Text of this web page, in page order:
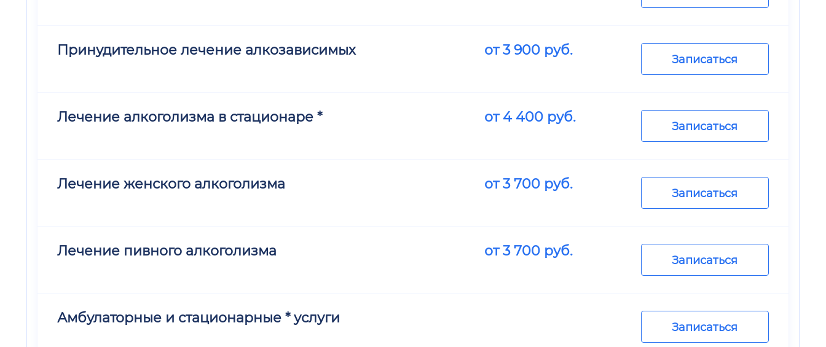
Принудительное лечение алкозависимых от3 900руб.
Записаться
Лечение алкоголизма в стационаре * от4 400руб.
Записаться
Лечение женского алкоголизма от3 700руб.
Записаться
Лечение пивного алкоголизма от3 700руб.
Записаться
Амбулаторные и стационарные * услуги
Записаться